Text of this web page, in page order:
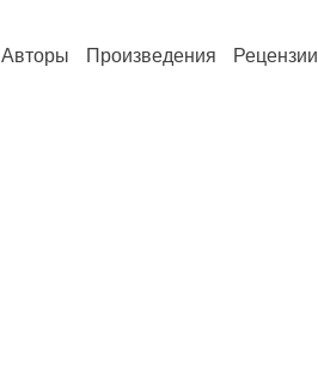
Авторы Произведения Рецензии